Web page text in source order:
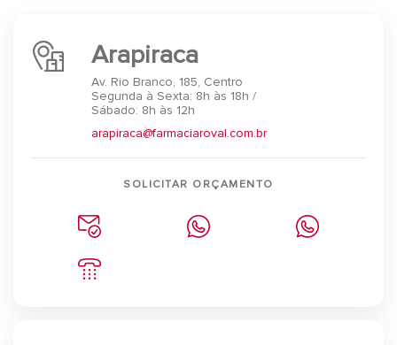
Arapiraca
Av. Rio Branco, 185, Centro
Segunda à Sexta: 8h às 18h /
Sábado: 8h às 12h
arapiraca@farmaciaroval.com.br
SOLICITAR ORÇAMENTO